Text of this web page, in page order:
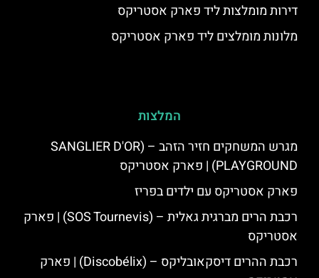
דירות מומלצות ליד פארק אסטריקס
מלונות מומלצים ליד פארק אסטריקס
המלצות
מגרש המשחקים חזיר הזהב – (SANGLIER D'OR
PLAYGROUND) | פארק אסטריקס
פארק אסטריקס עם ילדים בפריז
רכבת הרים מברגית גאלית – (SOS Tournevis) | פארק
אסטריקס
רכבת ההרים דיסקאובליקס – (Discobélix) | פארק